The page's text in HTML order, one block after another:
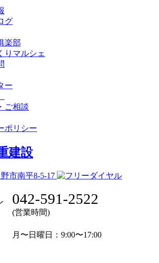
グ
楽部
りマルシェ
ー
ご相談
ポリシー
建設
市南平8-5-17
042-591-2522
(営業時間)
月〜日曜日 ：9:00〜17:00